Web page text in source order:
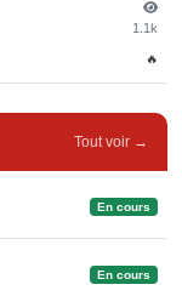
1.1k
🔥
Tout voir →
En cours
En cours